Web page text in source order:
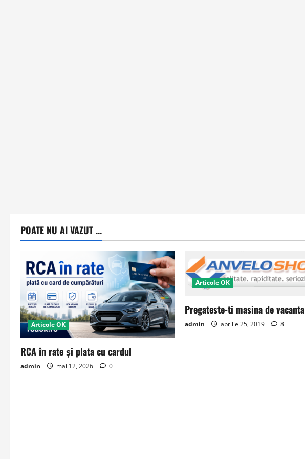
POATE NU AI VAZUT ...
Articole OK
RCA în rate și plata cu cardul
admin mai 12, 2026 0
Articole OK
Pregateste-ti masina de vacanta
admin aprilie 25, 2019 8